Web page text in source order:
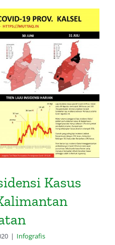
Kasus Covid-
Selatan
Kasus
| Infografis